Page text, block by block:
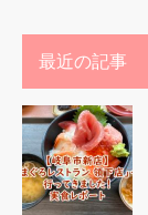
最近の記事